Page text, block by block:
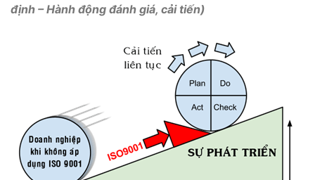
định – Hành động đánh giá, cải tiến)